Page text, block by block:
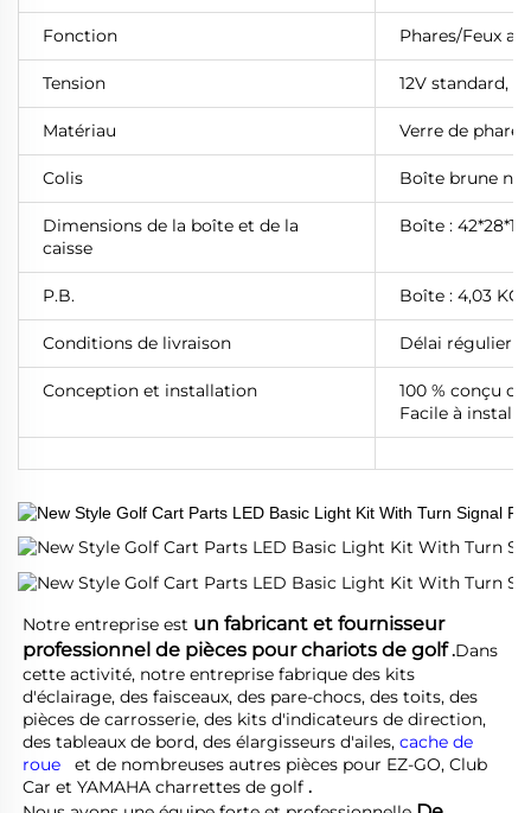
Fonction Phares/Feux
Tension 12V standard,
Matériau Verre de phare
Colis Boîte brune
Dimensions de la boîte et de la
caisse
Boîte :
P.B. Boîte : 4,03
Conditions de livraison Délai régulier
Conception et installation
100 % conçu
Facile à
Notre entreprise est un fabricant et fournisseur
professionnel de pièces pour chariots de golf .Dans
cette activité, notre entreprise fabrique des kits
d'éclairage, des faisceaux, des pare-chocs, des toits, des
pièces de carrosserie, des kits d'indicateurs de direction,
des tableaux de bord, des élargisseurs d'ailes, cache de
roue et de nombreuses autres pièces pour EZ-GO, Club
Car et YAMAHA charrettes de golf .